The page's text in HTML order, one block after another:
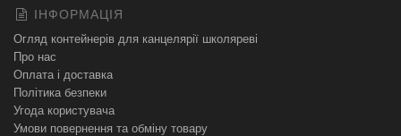
ІНФОРМАЦІЯ
Огляд контейнерів для канцелярії школяреві
Про нас
Оплата і доставка
Політика безпеки
Угода користувача
Умови повернення та обміну товару